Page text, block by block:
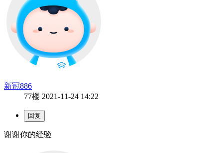
新冠886
77楼 2021-11-24 14:22
谢谢你的经验